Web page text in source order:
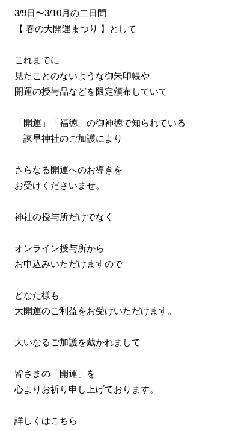
3/9日〜3/10月の二日間
【 春の大開運まつり 】として
これまでに
見たことのないような御朱印帳や
開運の授与品などを限定頒布していて
「開運」「福徳」の御神徳で知られている
諫早神社のご加護により
さらなる開運へのお導きを
お受けくださいませ。
神社の授与所だけでなく
オンライン授与所から
お申込みいただけますので
どなた様も
大開運のご利益をお受けいただけます。
大いなるご加護を戴かれまして
皆さまの「開運」を
心よりお祈り申し上げております。
詳しくはこちら